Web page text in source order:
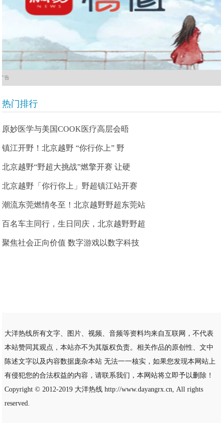
广告
热门排行
原妙医学与美国COOK医疗高层会晤
镇江开野！北京越野 “你行你上” 野
北京越野“野超大挑战”燃擎开赛 让硬
北京越野「你行你上」野超镇江站开赛
潮流东莞燃情冬至！北京越野野超东莞站
百名车主同行，生日同庆，北京越野野超
聚焦社会正向价值 数字游戏以数字科技
大洋热线所有文字、图片、视频、音频等资料均来自互联网，不代表
本站赞同其观点，本站亦不为其版权负责。相关作品的原创性、文中
陈述文字以及内容数据庞杂本站 无法一一核实，如果您发现本网站上
有侵犯您的合法权益的内容，请联系我们，本网站将立即予以删除！
Copyright © 2012-2019 大洋热线http://www.dayangrx.cn, All rights
reserved.